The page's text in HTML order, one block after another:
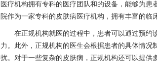
医疗机构拥有专科的医疗团队和的设备，能够为
院作为一家专科的皮肤病医疗机构，拥有丰富的临
在正规机构就医的过程中，患者可以通过预约
力。此外，正规机构的医生会根据患者的具体情况
扰。对于一些复杂的皮肤病，正规机构还可以提供